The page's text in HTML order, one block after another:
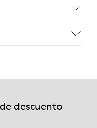
materiales de primera
descuento